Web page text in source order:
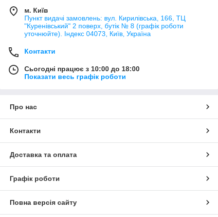
м. Київ
Пункт видачі замовлень: вул. Кирилівська, 166, ТЦ
"Куренівський" 2 поверх, бутік № 8 (графік роботи
уточнюйте). Індекс 04073, Київ, Україна
Контакти
Сьогодні працює з 10:00 до 18:00
Показати весь графік роботи
Про нас
Контакти
Доставка та оплата
Графік роботи
Повна версія сайту